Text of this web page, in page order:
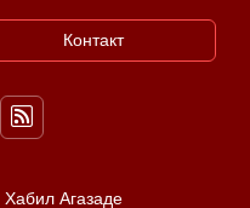
Контакт
Хабил Агазаде